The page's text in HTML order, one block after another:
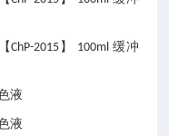
ChP-2015 】 100ml 缓冲
液
液